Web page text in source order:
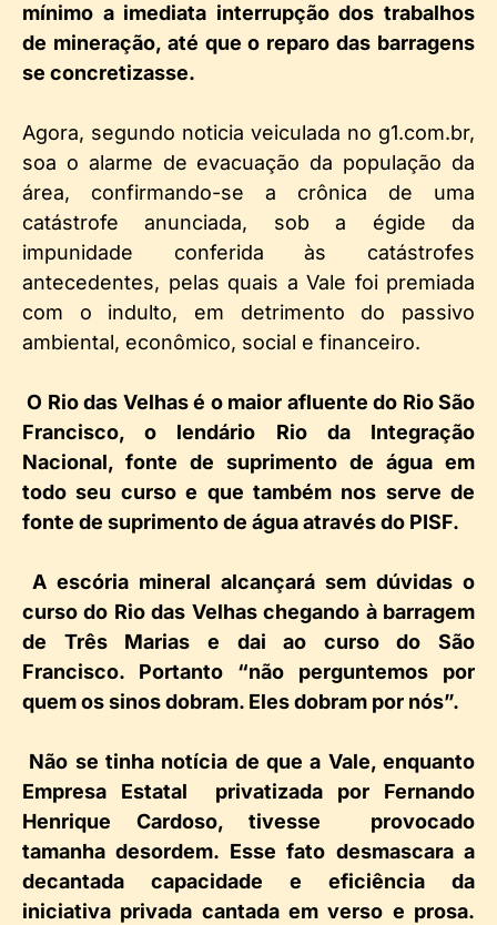
mínimo a imediata interrupção dos trabalhos
de mineração, até que o reparo das barragens
se concretizasse.
Agora, segundo noticia veiculada no g1.com.br,
soa o alarme de evacuação da população da
área, confirmando-se a crônica de uma
catástrofe anunciada, sob a égide da
impunidade conferida às catástrofes
antecedentes, pelas quais a Vale foi premiada
com o indulto, em detrimento do passivo
ambiental, econômico, social e financeiro.
O Rio das Velhas é o maior afluente do Rio São
Francisco, o lendário Rio da Integração
Nacional, fonte de suprimento de água em
todo seu curso e que também nos serve de
fonte de suprimento de água através do PISF.
A escória mineral alcançará sem dúvidas o
curso do Rio das Velhas chegando à barragem
de Três Marias e dai ao curso do São
Francisco. Portanto “não perguntemos por
quem os sinos dobram. Eles dobram por nós”.
Não se tinha notícia de que a Vale, enquanto
Empresa Estatal privatizada por Fernando
Henrique Cardoso, tivesse provocado
tamanha desordem. Esse fato desmascara a
decantada capacidade e eficiência da
iniciativa privada cantada em verso e prosa.